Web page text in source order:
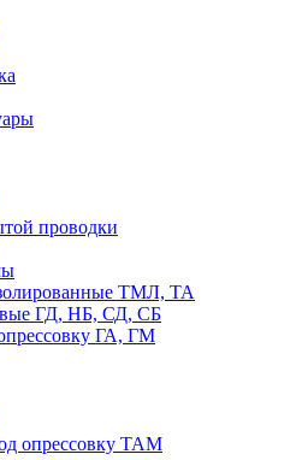
проводки
ТМЛ, ТА
ГД, НБ, СД, СБ
ГА, ГМ
опрессовку ТАМ